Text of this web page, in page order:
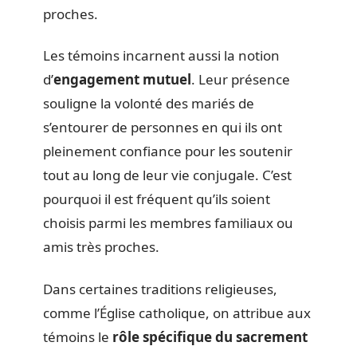
proches.
Les témoins incarnent aussi la notion
d’engagement mutuel. Leur présence
souligne la volonté des mariés de
s’entourer de personnes en qui ils ont
pleinement confiance pour les soutenir
tout au long de leur vie conjugale. C’est
pourquoi il est fréquent qu’ils soient
choisis parmi les membres familiaux ou
amis très proches.
Dans certaines traditions religieuses,
comme l’Église catholique, on attribue aux
témoins le rôle spécifique du sacrement